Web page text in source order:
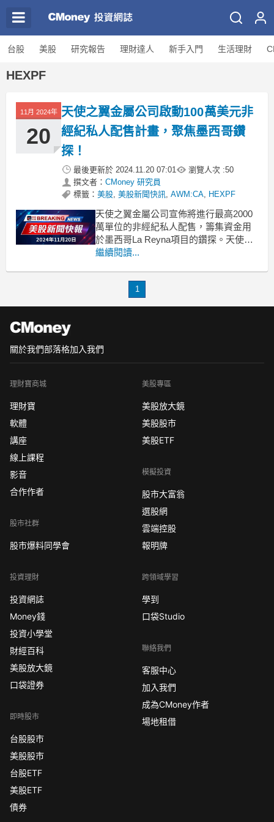
台股 美股 研究報告 理財達人 新手入門 生活理財
HEXPF
11月 2024年
20
天使之翼金屬公司啟動100萬美元非
經紀私人配售計畫，聚焦墨西哥鑽
探！
最後更新於 2024.11.20 07:01 瀏覽人次 :50
撰文者： CMoney 研究員
標籤： 美股, 美股新聞快訊, AWM:CA, HEXPF
天使之翼金屬公司宣佈將進行最高2000
萬單位的非經紀私人配售，籌集資金用
於墨西哥La Reyna項目的鑽探。天使之
翼金屬公司（TSXV:AWM:CA）於本週
價0.05美元，總募資上限為100萬美元。
繼續閱讀...
1
關於我們部落格加入我們
理財寶商城
理財寶
軟體
講座
線上課程
影音
合作作者
股市社群
股市爆料同學會
投資理財
投資網誌
Money錢
投資小學堂
財經百科
美股放大鏡
口袋證券
即時股市
台股股市
美股股市
台股ETF
美股ETF
債券
美股專區
美股放大鏡
美股股市
美股ETF
模擬投資
股市大富翁
選股網
雲端控股
報明牌
跨領域學習
學到
口袋Studio
聯絡我們
客服中心
加入我們
成為CMoney作者
場地租借